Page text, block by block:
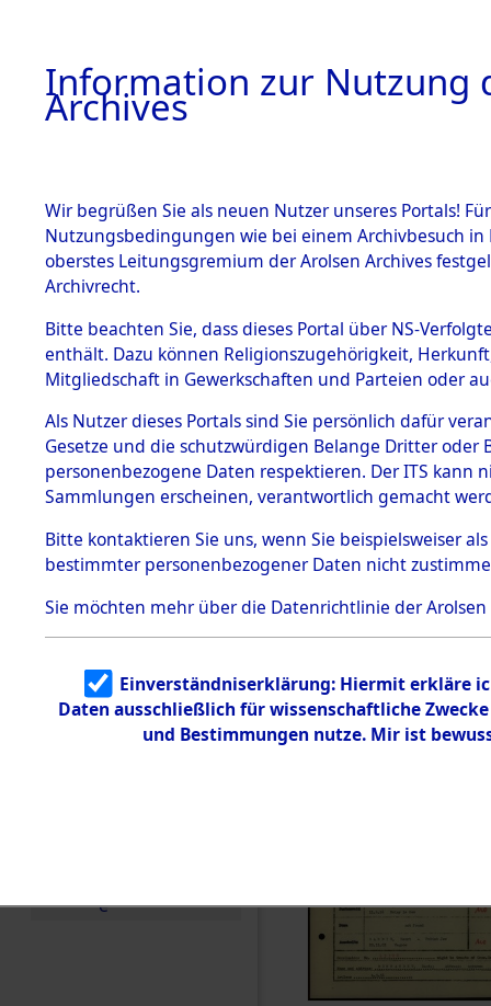
BESTÄNDE
1.
mente
5. Verschiedenes
5.3
Todesmärsche
5.3.1 Alliierte
Erhebungen
zu
Todesmärsch
en
5.3.2
Identifizierun
g
5.3.3
Todesmärsch
e
Dead -
Branch -
0077
Information zur Nutzung
Archives
Wir begrüßen Sie als neuen Nutzer unseres Portals!
Nutzungsbedingungen wie bei einem Archivbesuch
oberstes Leitungsgremium der Arolsen Archives
Archivrecht.
Bitte beachten Sie, dass dieses Portal über NS-
enthält. Dazu können Religionszugehörigkeit,
Mitgliedschaft in Gewerkschaften und Parteien oder
Als Nutzer dieses Portals sind Sie persönlich dafür
Gesetze und die schutzwürdigen Belange Dritter
personenbezogene Daten respektieren. Der ITS
Sammlungen erscheinen, verantwortlich gemacht
Bitte kontaktieren Sie uns, wenn Sie beispielsweiser
bestimmter personenbezogener Daten nicht
Sie möchten mehr über die Datenrichtlinie der Arolsen
Einverständniserklärung: Hiermit erkläre
Daten ausschließlich für wissenschaftliche
und Bestimmungen nutze. Mir ist